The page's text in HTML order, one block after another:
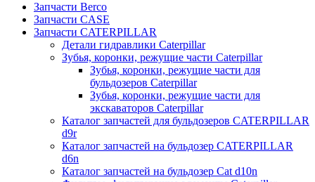
Запчасти Berco
Запчасти CASE
Запчасти CATERPILLAR
Детали гидравлики Caterpillar
Зубья, коронки, режущие части Caterpillar
Зубья, коронки, режущие части для
бульдозеров Caterpillar
Зубья, коронки, режущие части для
экскаваторов Caterpillar
Каталог запчастей для бульдозеров CATERPILLAR
d9r
Каталог запчастей на бульдозер CATERPILLAR
d6n
Каталог запчастей на бульдозер Сat d10n